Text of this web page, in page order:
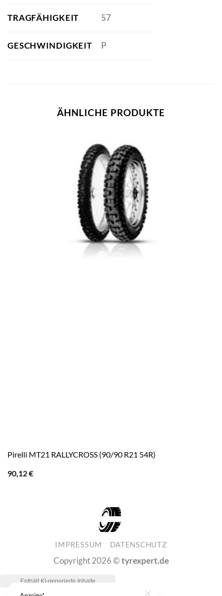
TRAGFÄHIGKEIT 57
GESCHWINDIGKEIT P
ÄHNLICHE PRODUKTE
Pirelli MT21 RALLYCROSS (90/90 R21 54R)
90,12€
IMPRESSUM DATENSCHUTZ
Copyright 2026 ©tyrexpert.de